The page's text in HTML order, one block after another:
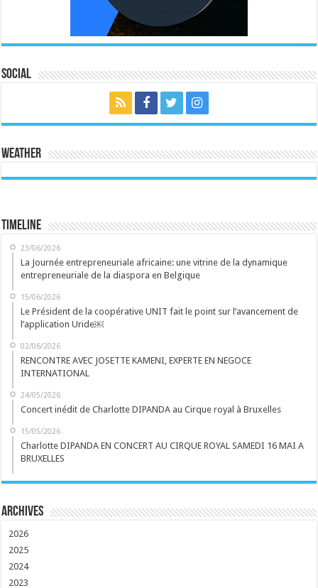
Social
Weather
Timeline
23/06/2026
La Journée entrepreneuriale africaine: une vitrine de la dynamique
entrepreneuriale de la diaspora en Belgique
15/06/2026
Le Président de la coopérative UNIT fait le point sur l’avancement de
l’application Uride￼
02/06/2026
RENCONTRE AVEC JOSETTE KAMENI, EXPERTE EN NEGOCE
INTERNATIONAL
24/05/2026
Concert inédit de Charlotte DIPANDA au Cirque royal à Bruxelles
15/05/2026
Charlotte DIPANDA EN CONCERT AU CIRQUE ROYAL SAMEDI 16 MAI A
BRUXELLES
Archives
2026
2025
2024
2023